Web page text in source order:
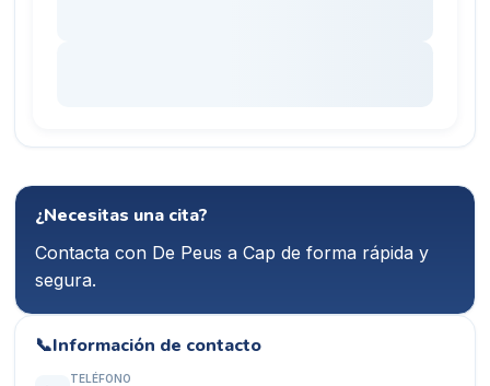
¿Necesitas una cita?
Contacta con De Peus a Cap de forma rápida y
segura.
📞Información de contacto
TELÉFONO